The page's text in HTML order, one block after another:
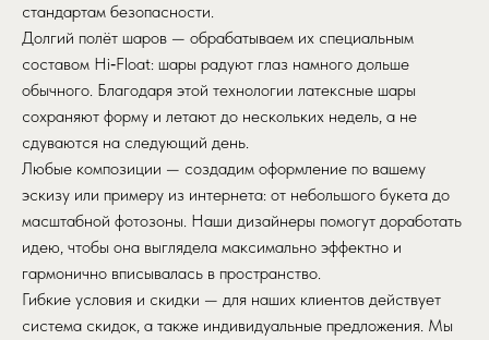
стандартам безопасности.
Долгий полёт шаров — обрабатываем их специальным
составом Hi‑Float: шары радуют глаз намного дольше
обычного. Благодаря этой технологии латексные шары
сохраняют форму и летают до нескольких недель, а не
сдуваются на следующий день.
Любые композиции — создадим оформление по вашему
эскизу или примеру из интернета: от небольшого букета до
масштабной фотозоны. Наши дизайнеры помогут доработать
идею, чтобы она выглядела максимально эффектно и
гармонично вписывалась в пространство.
Гибкие условия и скидки — для наших клиентов действует
система скидок, а также индивидуальные предложения. Мы